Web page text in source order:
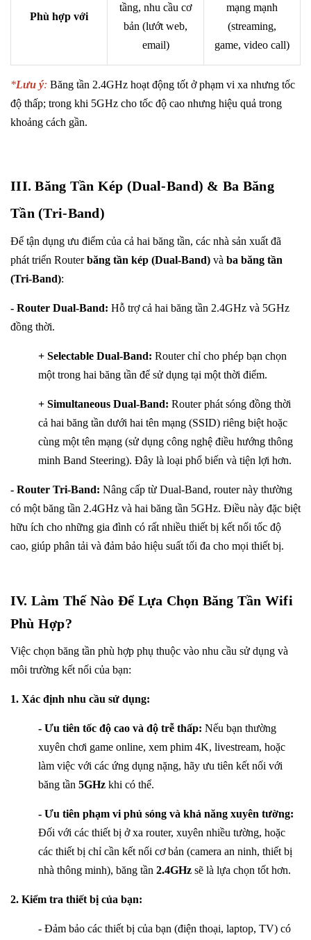
Phù hợp với
tầng, nhu cầu cơ
bản (lướt web,
email)
mạng mạnh
(streaming,
game, video call)
*Lưu ý: Băng tần 2.4GHz hoạt động tốt ở phạm vi xa nhưng tốc
độ thấp; trong khi 5GHz cho tốc độ cao nhưng hiệu quả trong
khoảng cách gần.
III. Băng Tần Kép (Dual-Band) & Ba Băng
Tần (Tri-Band)
Để tận dụng ưu điểm của cả hai băng tần, các nhà sản xuất đã
phát triển Routerbăng tần kép (Dual-Band) và ba băng tần
(Tri-Band):
- Router Dual-Band: Hỗ trợ cả hai băng tần 2.4GHz và 5GHz
đồng thời.
+ Selectable Dual-Band: Router chỉ cho phép bạn chọn
một trong hai băng tần để sử dụng tại một thời điểm.
+ Simultaneous Dual-Band: Router phát sóng đồng thời
cả hai băng tần dưới hai tên mạng (SSID) riêng biệt hoặc
cùng một tên mạng (sử dụng công nghệ điều hướng thông
minh Band Steering). Đây là loại phổ biến và tiện lợi hơn.
- Router Tri-Band: Nâng cấp từ Dual-Band, router này thường
có một băng tần 2.4GHz và hai băng tần 5GHz. Điều này đặc biệt
hữu ích cho những gia đình có rất nhiều thiết bị kết nối tốc độ
cao, giúp phân tải và đảm bảo hiệu suất tối đa cho mọi thiết bị.
IV. Làm Thế Nào Để Lựa Chọn Băng Tần Wifi
Phù Hợp?
Việc chọn băng tần phù hợp phụ thuộc vào nhu cầu sử dụng và
môi trường kết nối của bạn:
1. Xác định nhu cầu sử dụng:
- Ưu tiên tốc độ cao và độ trễ thấp: Nếu bạn thường
xuyên chơi game online, xem phim 4K, livestream, hoặc
làm việc với các ứng dụng nặng, hãy ưu tiên kết nối với
băng tần 5GHz khi có thể.
- Ưu tiên phạm vi phủ sóng và khả năng xuyên tường:
Đối với các thiết bị ở xa router, xuyên nhiều tường, hoặc
các thiết bị chỉ cần kết nối cơ bản (camera an ninh, thiết bị
nhà thông minh), băng tần 2.4GHz sẽ là lựa chọn tốt hơn.
2. Kiểm tra thiết bị của bạn:
- Đảm bảo các thiết bị của bạn (điện thoại, laptop, TV) có